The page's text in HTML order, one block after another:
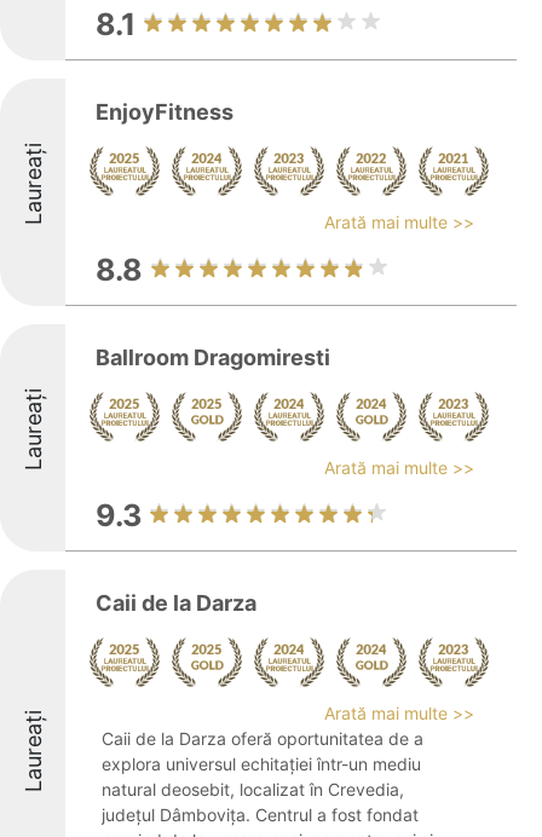
8.1
Laureați
EnjoyFitness
Arată mai multe >>
8.8
Laureați
Ballroom Dragomiresti
Arată mai multe >>
9.3
Laureați
Caii de la Darza
Arată mai multe >>
Caii de la Darza oferă oportunitatea de a
explora universul echitației într-un mediu
natural deosebit, localizat în Crevedia,
județul Dâmbovița. Centrul a fost fondat